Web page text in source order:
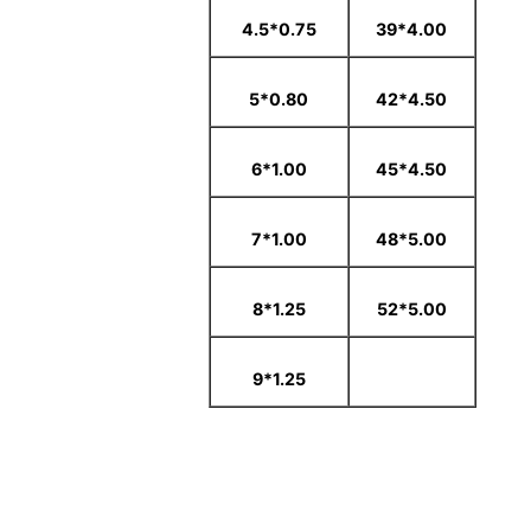
4.00*39
0.75*4.5
4.50*42
0.80*5
4.50*45
1.00*6
5.00*48
1.00*7
5.00*52
1.25*8
1.25*9